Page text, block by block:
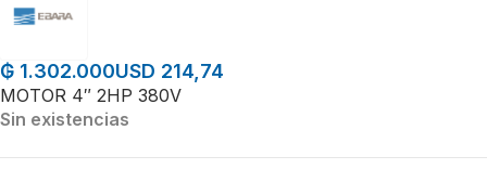
₲ 1.302.000USD 214,74
MOTOR 4″ 2HP 380V
Sin existencias